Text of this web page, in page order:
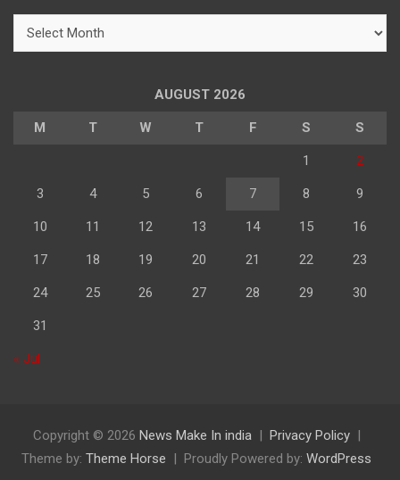
AUGUST 2026
M T W T F S S
1 2
3 4 5 6 7 8 9
10 11 12 13 14 15 16
17 18 19 20 21 22 23
24 25 26 27 28 29 30
31
« Jul
Copyright © 2026 News Make In india
Privacy Policy
Theme by: Theme Horse Proudly Powered by: WordPress